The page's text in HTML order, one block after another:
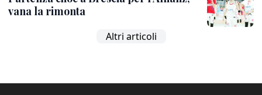
vana la rimonta
Altri articoli